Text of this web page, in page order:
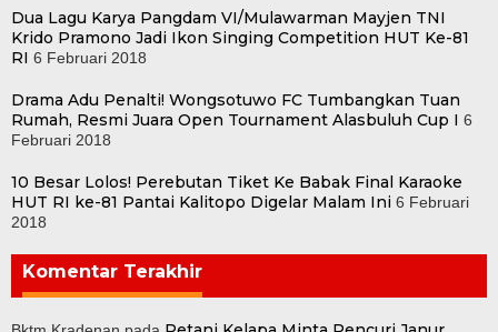
Dua Lagu Karya Pangdam VI/Mulawarman Mayjen TNI
Krido Pramono Jadi Ikon Singing Competition HUT Ke-81
RI 6 Februari 2018
Drama Adu Penalti! Wongsotuwo FC Tumbangkan Tuan
Rumah, Resmi Juara Open Tournament Alasbuluh Cup I 6
Februari 2018
10 Besar Lolos! Perebutan Tiket Ke Babak Final Karaoke
HUT RI ke-81 Pantai Kalitopo Digelar Malam Ini 6 Februari
2018
Komentar Terakhir